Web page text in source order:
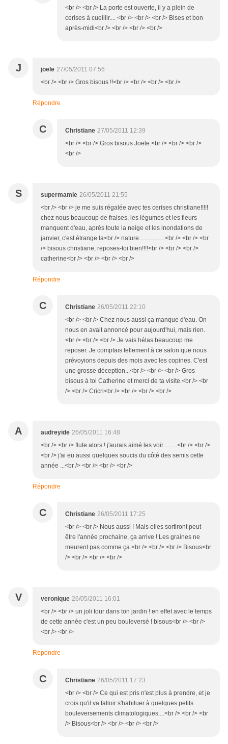
<br /> <br /> La porte est ouverte, il y a plein de
cerises à cueillir.... <br /> <br /> <br /> Bises et bon
après-midi<br /> <br /> <br /> <br />
J joele 27/05/2011 07:56
<br /> <br /> Gros bisous !!<br /> <br /> <br /> <br />
Répondre
C Christiane 27/05/2011 12:39
<br /> <br /> Gros bisous Joele.<br /> <br /> <br />
<br />
S supermamie 26/05/2011 21:55
<br /> <br /> je me suis régalée avec tes cerises christiane!!!!!
chez nous beaucoup de fraises, les légumes et les fleurs
manquent d'eau, aprés toute la neige et les inondations de
janvier, c'est étrange la<br /> nature.................<br /> <br /> <br
/> bisous christiane, reposes-toi bien!!!!<br /> <br /> <br />
catherine<br /> <br /> <br /> <br />
Répondre
C Christiane 26/05/2011 22:10
<br /> <br /> Chez nous aussi ça manque d'eau. On
nous en avait annoncé pour aujourd'hui, mais rien.
<br /> <br /> <br /> Je vais hélas beaucoup me
reposer. Je comptais tellement à ce salon que nous
prévoyions depuis des mois avec les copines. C'est
une grosse déception...<br /> <br /> <br /> Gros
bisous à toi Catherine et merci de ta visite.<br /> <br
/> <br /> Cricri<br /> <br /> <br /> <br />
A audreyide 26/05/2011 16:48
<br /> <br /> flute alors ! j'aurais aimé les voir ........<br /> <br />
<br /> j'ai eu aussi quelques soucis du côté des semis cette
année ...<br /> <br /> <br /> <br />
Répondre
C Christiane 26/05/2011 17:25
<br /> <br /> Nous aussi ! Mais elles sortiront peut-
être l'année prochaine, ça arrive ! Les graines ne
meurent pas comme ça.<br /> <br /> <br /> Bisous<br
/> <br /> <br /> <br />
V veronique 26/05/2011 16:01
<br /> <br /> un joli tour dans ton jardin ! en effet avec le temps
de cette année c'est un peu bouleversé ! bisous<br /> <br />
<br /> <br />
Répondre
C Christiane 26/05/2011 17:23
<br /> <br /> Ce qui est pris n'est plus à prendre, et je
crois qu'il va falloir s'habituer à quelques petits
bouleversements climatologiques....<br /> <br /> <br
/> Bisous<br /> <br /> <br /> <br />